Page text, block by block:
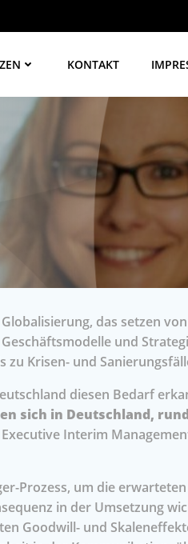
KONTAKT
das setzen
und
zu Krisen- und
diesen Bedarf
sich in Deutschland,
Executive Interim
Prozess, um die
in der Umsetzung
Goodwill- und